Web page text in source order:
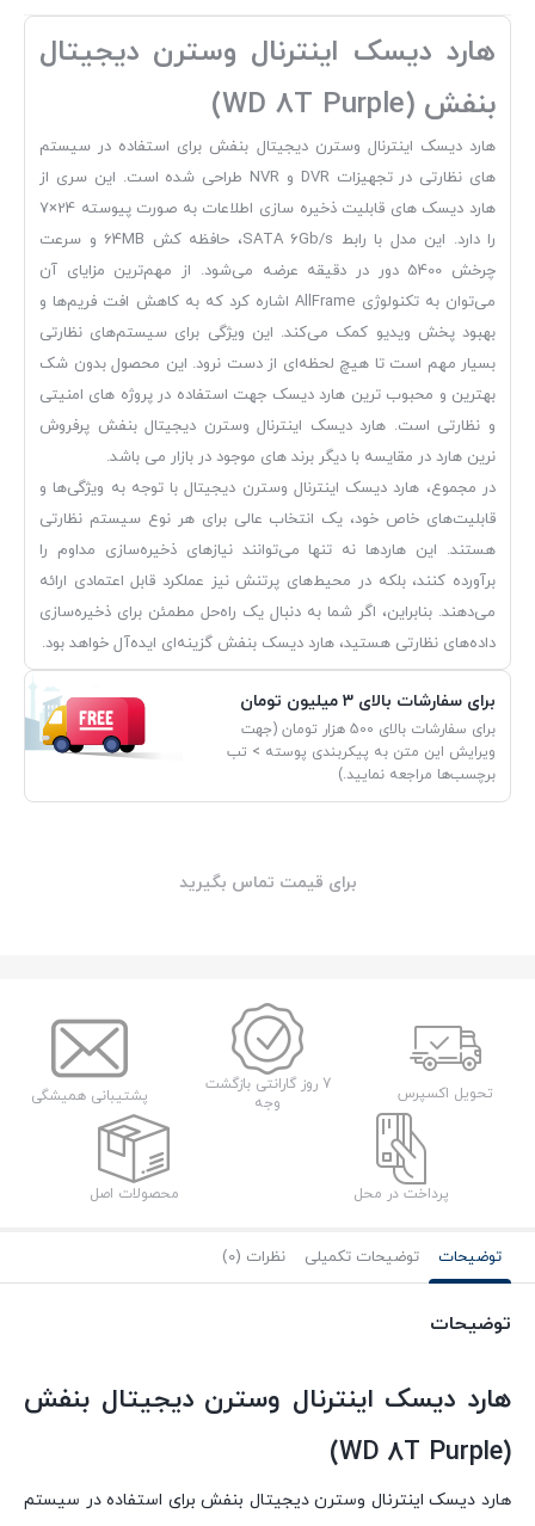
هارد دیسک اینترنال وسترن دیجیتال
بنفش (WD 8T Purple)
هارد دیسک اینترنال وسترن دیجیتال بنفش برای استفاده در سیستم
های نظارتی در تجهیزات DVR و NVR طراحی شده است. این سری از
هارد دیسک های قابلیت ذخیره سازی اطلاعات به صورت پیوسته 24×7
را دارد. این مدل با رابط SATA 6Gb/s، حافظه کش 64MB و سرعت
چرخش 5400 دور در دقیقه عرضه می‌شود. از مهم‌ترین مزایای آن
می‌توان به تکنولوژی AllFrame اشاره کرد که به کاهش افت فریم‌ها و
بهبود پخش ویدیو کمک می‌کند. این ویژگی برای سیستم‌های نظارتی
بسیار مهم است تا هیچ لحظه‌ای از دست نرود. این محصول بدون شک
بهترین و محبوب ترین هارد دیسک جهت استفاده در پروژه های امنیتی
و نظارتی است. هارد دیسک اینترنال وسترن دیجیتال بنفش پرفروش
نرین هارد در مقایسه با دیگر برند های موجود در بازار می باشد.
در مجموع، هارد دیسک اینترنال وسترن دیجیتال با توجه به ویژگی‌ها و
قابلیت‌های خاص خود، یک انتخاب عالی برای هر نوع سیستم نظارتی
هستند. این هاردها نه تنها می‌توانند نیازهای ذخیره‌سازی مداوم را
برآورده کنند، بلکه در محیط‌های پرتنش نیز عملکرد قابل اعتمادی ارائه
می‌دهند. بنابراین، اگر شما به دنبال یک راه‌حل مطمئن برای ذخیره‌سازی
داده‌های نظارتی هستید، هارد دیسک بنفش گزینه‌ای ایده‌آل خواهد بود.
برای سفارشات بالای 3 میلیون تومان
برای سفارشات بالای 500 هزار تومان (جهت
ویرایش این متن به پیکربندی پوسته > تب
برچسب‌ها مراجعه نمایید.)
برای قیمت تماس بگیرید
تحویل اکسپرس
7 روز گارانتی بازگشت
وجه
پشتیبانی همیشگی
پرداخت در محل محصولات اصل
توضیحات توضیحات تکمیلی نظرات (0)
توضیحات
هارد دیسک اینترنال وسترن دیجیتال بنفش
(WD 8T Purple)
هارد دیسک اینترنال وسترن دیجیتال بنفش برای استفاده در سیستم